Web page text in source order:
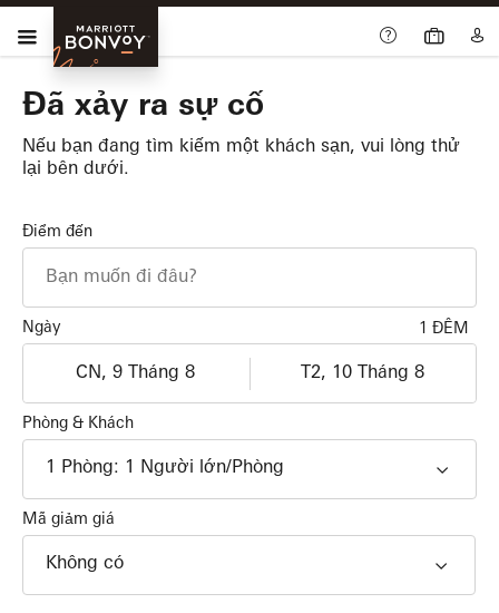
Skip Main Navigation
Trình đơn
Marriott
Bonvoy
Đã xảy ra sự cố
Nếu bạn đang tìm kiếm một khách sạn, vui lòng thử
lại bên dưới.
Điểm đến
Ngày 1 ĐÊM
Nhận phòng
dd/MM/yyyy
Trả phòng
dd/MM/yyyy
Phòng & Khách
1 Phòng: 1 Người lớn/Phòng
Mã giảm giá
Không có